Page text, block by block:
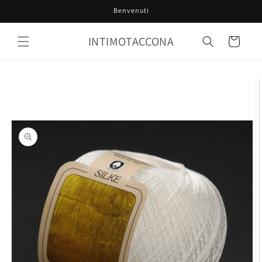
ai contenuti
Benvenuti
INTIMOTACCONA Carrello